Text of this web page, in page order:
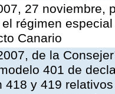
27 noviembre,
régimen
Canario
de la
401 de
418 y 419